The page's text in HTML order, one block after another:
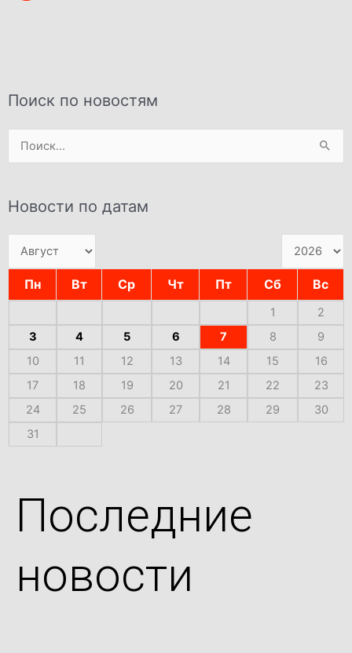
Поиск по новостям
Поиск:
Новости по датам
Пн Вт Ср Чт Пт Сб Вс
1
2
3
4 5 6 7 8
9
10
11 12 13 14 15
16
17
18 19 20 21 22
23
24
25 26 27 28 29
30
31
Последние
новости